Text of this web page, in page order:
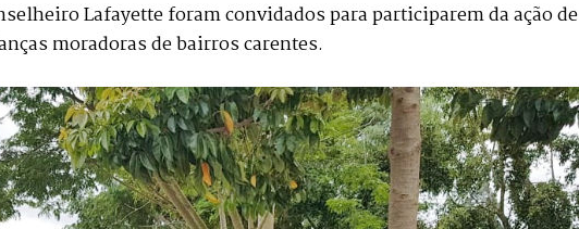
Lafayette foram convidados para participarem da ação de
moradoras de bairros carentes.